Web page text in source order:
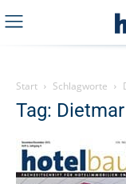
Start Schlagworte
Tag: